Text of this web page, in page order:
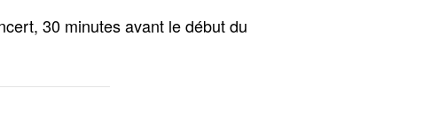
30 minutes avant le début du